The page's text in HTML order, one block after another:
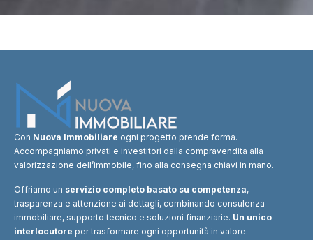
Con Nuova Immobiliare ogni progetto prende forma.
Accompagniamo privati e investitori dalla compravendita alla
valorizzazione dell’immobile, fino alla consegna chiavi in mano.
Offriamo un servizio completo basato su competenza,
trasparenza e attenzione ai dettagli, combinando consulenza
immobiliare, supporto tecnico e soluzioni finanziarie. Un unico
interlocutore per trasformare ogni opportunità in valore.